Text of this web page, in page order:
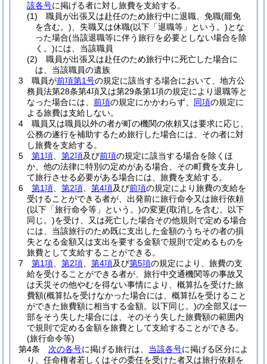
該各号に掲げる者に対し旅費を支給する。
(1)
職員が出張又は赴任のため旅行中に退職、免職(罷免
を含む。) 、失職又は休職(以下「退職等」という。)とな
った場合(当該退職等に伴う旅行を必要としない場合を除
く。)には、当該職員
(2)
職員が出張又は赴任のため旅行中に死亡した場合に
は、当該職員の遺族
3
職員が前項第1号の規定に該当する場合において、地方公
務員法第28条第4項又は第29条第1項の規定により退職等と
なった場合には、 前項の規定にかかわらず、 同項の規定に
よる旅費は支給しない。
4
職員又は職員以外の者が町の機関の依頼又は要求に応じ、
公務の遂行を補助するため旅行した場合には、その者に対
し旅費を支給する。
5
第1項 第2項及び前項の規定に該当する場合を除くほ
か、他の法律に特別の定めがある場合、その町費を支弁し
て旅行させる必要がある場合には、旅費を支給する。
6
第1項 第2項 第4項及び前項の規定により旅費の支給を
受けることができる者が、出発前に旅行命令又は旅行依頼
(以下「旅行命令等」という。)の変更(取消しを含む。以下
同じ。)を受け、又は死亡した場合その他規則で定める場合
には、当該旅行のため既に支出した金額のうちその者の損
失となる金額又は支出を要する金額で規則で定めるものを
旅費として支給することができる。
7
第1項 第2項 第4項及び第5項の規定により、旅費の支
給を受けることができる者が、旅行中交通機関等の事故又
は天災その他やむを得ない事情により、概算払を受けた旅
費額(概算払を受けなかった場合には、概算払を受けること
ができた旅費額に相当する金額。以下同じ。)の全部又は一
部をそう失した場合には、そのそう失した旅費額の範囲内
で規則で定める金額を旅費として支給することができる。
(旅行命令等)
第4条
次の各号に掲げる旅行は、 当該各号に掲げる区分によ
り、任命権者若しくはその委任を受けた者又は旅行依頼を